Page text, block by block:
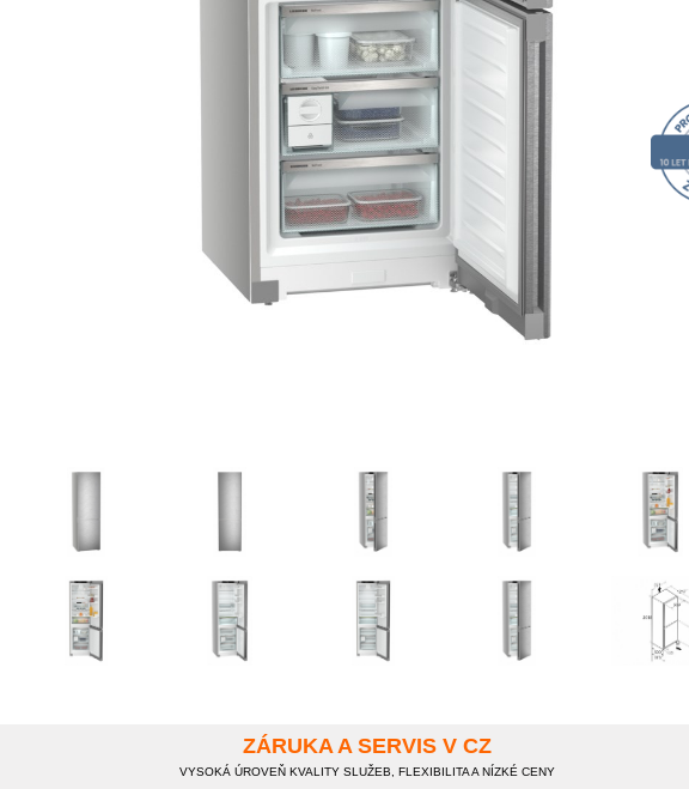
ZÁRUKA A SERVIS V CZ
VYSOKÁ ÚROVEŇ KVALITY SLUŽEB, FLEXIBILITA A NÍZKÉ CENY